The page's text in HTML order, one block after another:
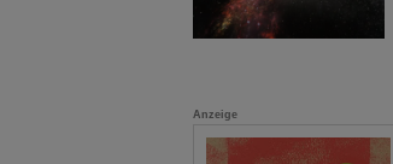
Anzeige